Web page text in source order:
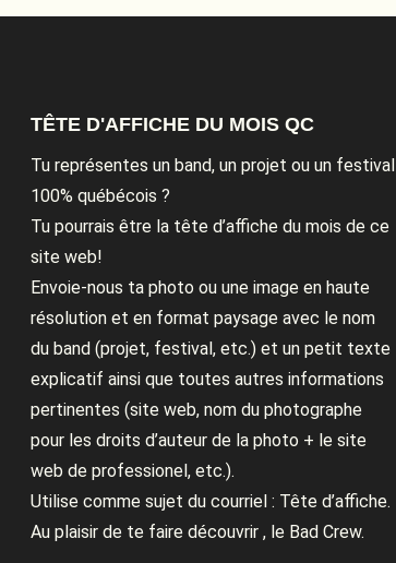
TÊTE D'AFFICHE DU MOIS QC
Tu représentes un band, un projet ou un festival
100% québécois ?
Tu pourrais être la tête d’affiche du mois de ce
site web!
Envoie-nous ta photo ou une image en haute
résolution et en format paysage avec le nom
du band (projet, festival, etc.) et un petit texte
explicatif ainsi que toutes autres informations
pertinentes (site web, nom du photographe
pour les droits d’auteur de la photo + le site
web de professionel, etc.).
Utilise comme sujet du courriel : Tête d’affiche.
Au plaisir de te faire découvrir , le Bad Crew.